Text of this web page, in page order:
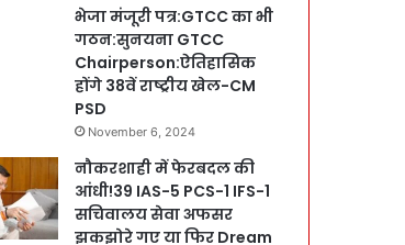
भेजा मंजूरी पत्र:GTCC का भी
गठन:सुनयना GTCC
Chairperson:ऐतिहासिक
होंगे 38वें राष्ट्रीय खेल-CM
PSD
November 6, 2024
नौकरशाही में फेरबदल की
आंधी!39 IAS-5 PCS-1 IFS-1
सचिवालय सेवा अफसर
झकझोरे गए या फिर Dream